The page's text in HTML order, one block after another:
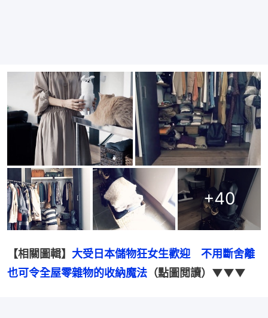
+40
【相關圖輯】 大受日本儲物狂女生歡迎　不用斷舍離
也可令全屋零雜物的收納魔法 （點圖閲讀）▼▼▼